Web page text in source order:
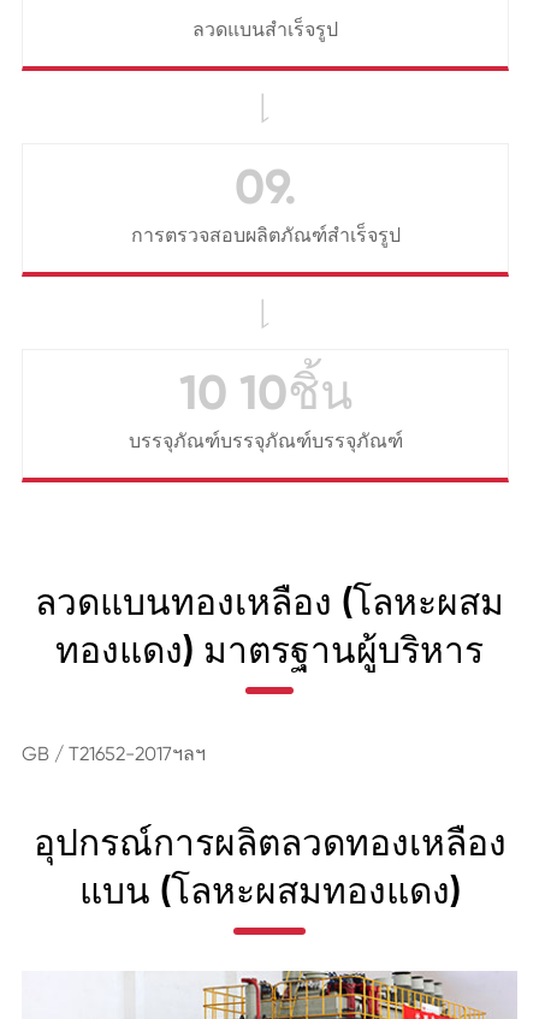
ลวดแบนสำเร็จรูป

09.
การตรวจสอบผลิตภัณฑ์สำเร็จรูป

10 10ชิ้น
บรรจุภัณฑ์บรรจุภัณฑ์บรรจุภัณฑ์
ลวดแบนทองเหลือง (โลหะผสม
ทองแดง) มาตรฐานผู้บริหาร
GB / T21652-2017ฯลฯ
อุปกรณ์การผลิตลวดทองเหลือง
แบน (โลหะผสมทองแดง)